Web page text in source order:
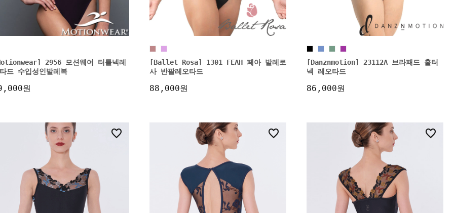
2956 모션웨어 터틀넥레
드 수입성인발레복
원
[Ballet Rosa] 1301 FEAH 페아 발레로
사 반팔레오타드
88,000원
[Danznmotion] 23112A 브라패드 홀터
넥 레오타드
86,000원